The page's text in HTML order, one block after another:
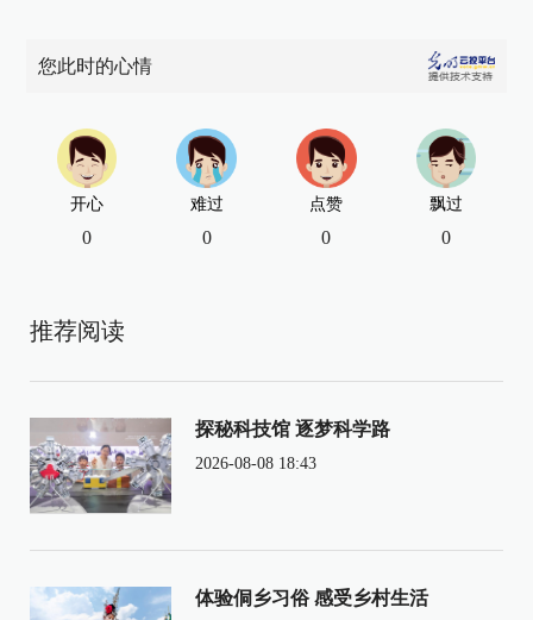
您此时的心情
开心
0
难过
0
点赞
0
飘过
0
推荐阅读
探秘科技馆 逐梦科学路
2026-08-08 18:43
体验侗乡习俗 感受乡村生活